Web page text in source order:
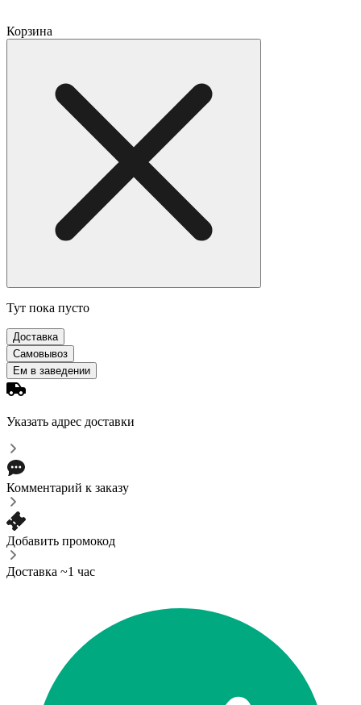
Корзина
Тут пока пусто
Доставка
Самовывоз
Ем в заведении
Указать адрес доставки
Комментарий к заказу
Добавить промокод
Доставка ~1 час